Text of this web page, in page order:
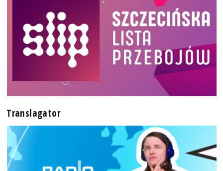
Translagator